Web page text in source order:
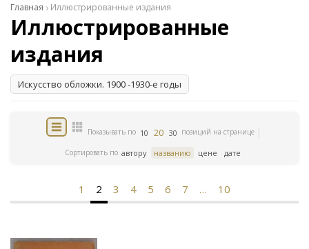
Главная Иллюстрированные издания
Иллюстрированные
издания
Искусство обложки. 1900 -1930-е годы
Показывать по 10 20 30 позиций на странице
Сортировать по автору названию цене дате
1 2 3 4 5 6 7 … 10